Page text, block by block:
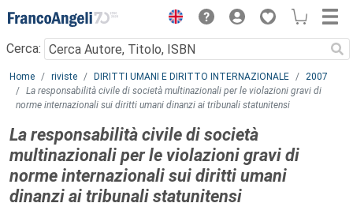
Menu
Cerca:
Main content
Home riviste DIRITTI UMANI E DIRITTO INTERNAZIONALE
2007
La responsabilità civile di società multinazionali per le violazioni gravi di
norme internazionali sui diritti umani dinanzi ai tribunali statunitensi
La responsabilità civile di società
multinazionali per le violazioni gravi di
norme internazionali sui diritti umani
dinanzi ai tribunali statunitensi